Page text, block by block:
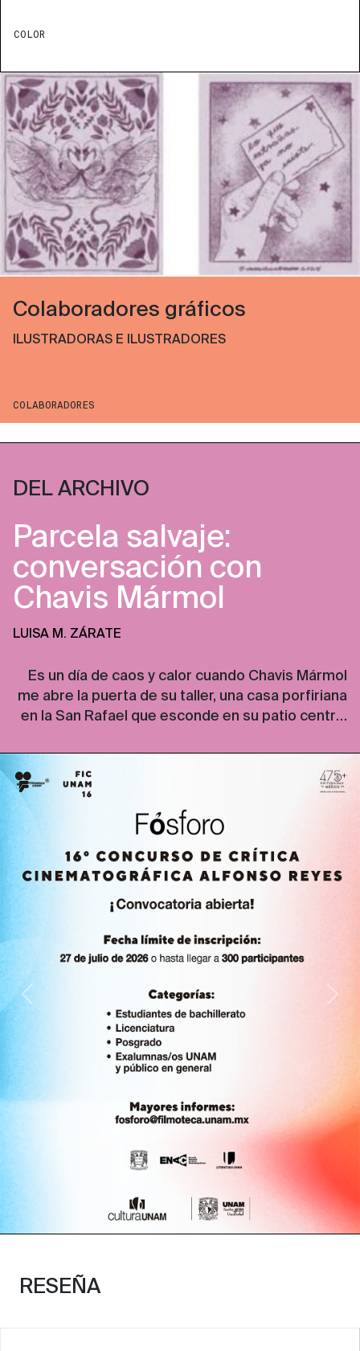
COLOR
Colaboradores gráficos
ILUSTRADORAS E ILUSTRADORES
COLABORADORES
DEL ARCHIVO
Parcela salvaje:
conversación con
Chavis Mármol
LUISA M. ZÁRATE
Es un día de caos y calor cuando Chavis Mármol
me abre la puerta de su taller, una casa porfiriana
en la San Rafael que esconde en su patio central
gatos, flores y dulces. Las paredes de la casa
están peladas como piel de reptil, dejan ver, uno
[…]
Anterior
RESEÑA